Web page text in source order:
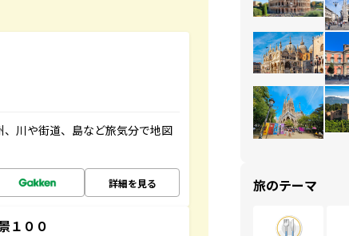
川や街道、島など旅気分で地図
詳細を見る
１００
旅のテーマ